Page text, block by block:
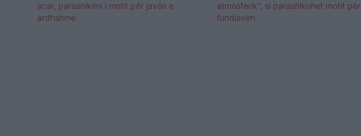
acar, parashikimi i motit për javën e
ardhshme
atmosferik”, si parashikohet motit për
fundjavën